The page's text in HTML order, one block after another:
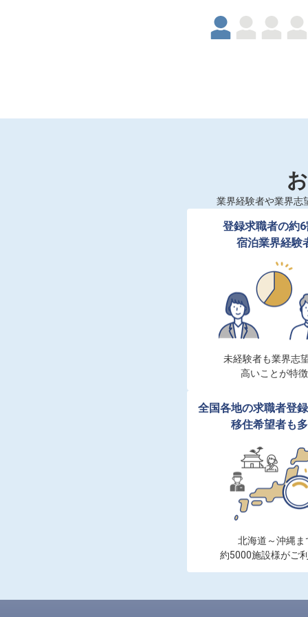
業界経験者や業界志
登録求職者の約
宿泊業界経験
未経験者も業界志
高いことが特徴
全国各地の求職者登
移住希望者も
北海道～沖縄ま
約5000施設様がご